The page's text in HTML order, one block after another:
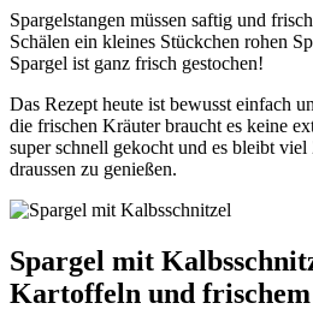
Spargelstangen müssen saftig und
Schälen ein kleines Stückchen rohen
Spargel ist ganz frisch gestochen!
Das Rezept heute ist bewusst einfach
die frischen Kräuter braucht es keine
super schnell gekocht und es bleibt
draussen zu genießen.
Spargel mit
Kartoffeln und